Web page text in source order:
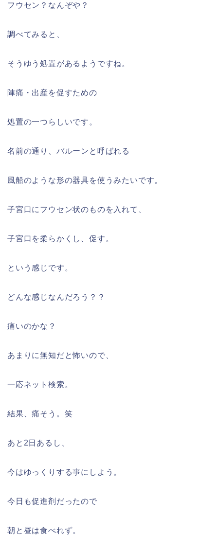
フウセン？なんぞや？
調べてみると、
そうゆう処置があるようですね。
陣痛・出産を促すための
処置の一つらしいです。
名前の通り、バルーンと呼ばれる
風船のような形の器具を使うみたいです。
子宮口にフウセン状のものを入れて、
子宮口を柔らかくし、促す。
という感じです。
どんな感じなんだろう？？
痛いのかな？
あまりに無知だと怖いので、
一応ネット検索。
結果、痛そう。笑
あと2日あるし、
今はゆっくりする事にしよう。
今日も促進剤だったので
朝と昼は食べれず。